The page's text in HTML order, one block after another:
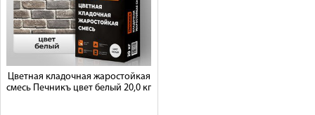
Цветная кладочная жаростойкая
смесь Печникъ цвет белый 20,0 кг